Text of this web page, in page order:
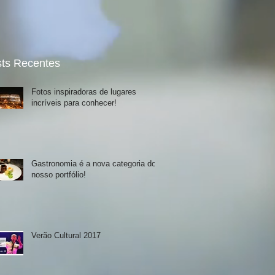
Recentes
Fotos inspiradoras de lugares
incríveis para conhecer!
Gastronomia é a nova categoria do
nosso portfólio!
Verão Cultural 2017